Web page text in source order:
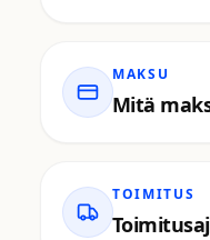
MAKSU
Mitä
TOIMITUS